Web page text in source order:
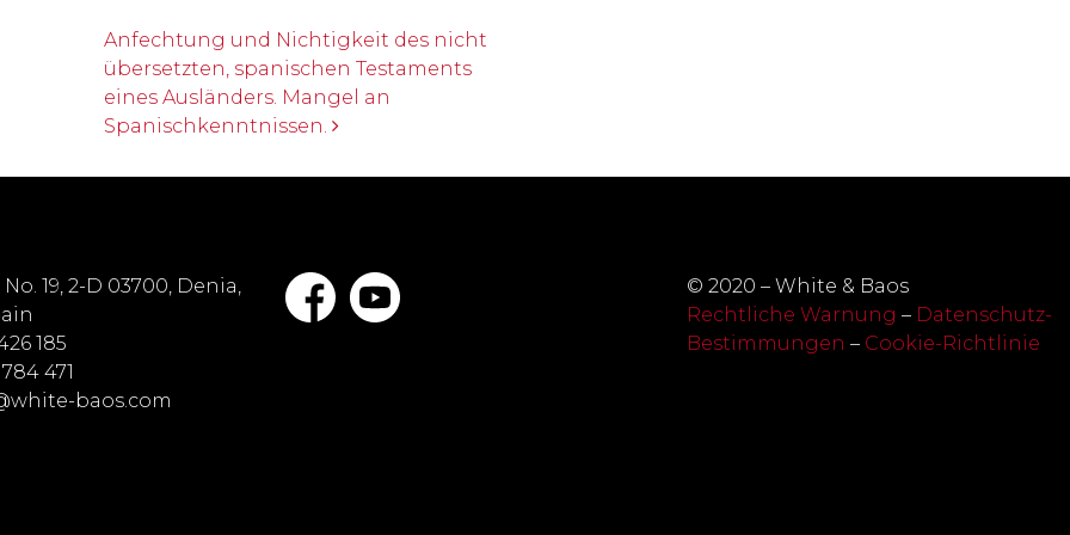
Anfechtung und Nichtigkeit des nicht
übersetzten, spanischen Testaments
eines Ausländers. Mangel an
Spanischkenntnissen.
19, 2-D 03700, Denia,
185
471
baos.com
© 2020 – White & Baos
Rechtliche Warnung – Datenschutz-
Bestimmungen – Cookie-Richtlinie